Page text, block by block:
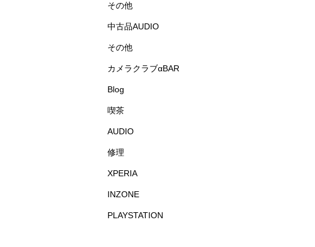
その他
中古品AUDIO
その他
カメラクラブαBAR
Blog
喫茶
AUDIO
修理
XPERIA
INZONE
PLAYSTATION